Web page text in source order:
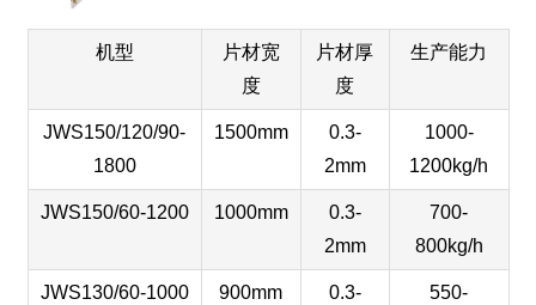
机型
片材宽
度
片材厚
度
生产能力
JWS150/120/90-
1800
1500mm
0.3-
2mm
1000-
1200kg/h
JWS150/60-1200 1000mm
0.3-
2mm
700-
800kg/h
JWS130/60-1000 900mm
0.3-
550-